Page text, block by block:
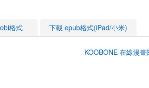
格式 下載 epub格式(iPad/小米)
KOOBONE 在線漫畫